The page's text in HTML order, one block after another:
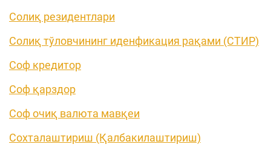
Солиқ резидентлари
Солиқ тўловчининг иденфикация рақами (СТИР)
Соф кредитор
Соф қарздор
Соф очиқ валюта мавқеи
Сохталаштириш (Қалбакилаштириш)